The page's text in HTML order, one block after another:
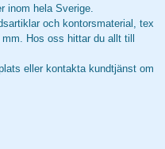
inom hela Sverige.
och kontorsmaterial, tex
Hos oss hittar du allt till
eller kontakta kundtjänst om